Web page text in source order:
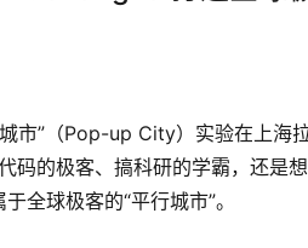
市”（Pop-up City）实验在上海
的极客、搞科研的学霸，还是
全球极客的“平行城市”。